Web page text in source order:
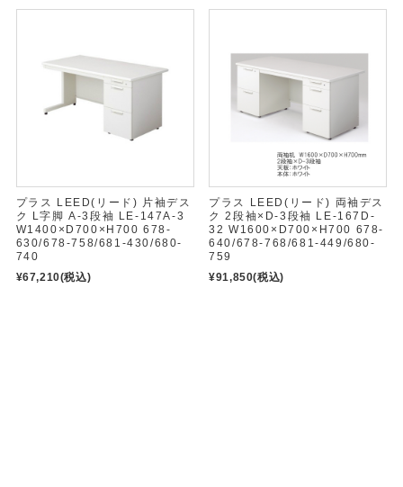
プラス LEED(リード) 片袖デス
ク L字脚 A-3段袖 LE-147A-3
W1400×D700×H700 678-
630/678-758/681-430/680-
740
¥67,210(税込)
プラス LEED(リード) 両袖デス
ク 2段袖×D-3段袖 LE-167D-
32 W1600×D700×H700 678-
640/678-768/681-449/680-
759
¥91,850(税込)